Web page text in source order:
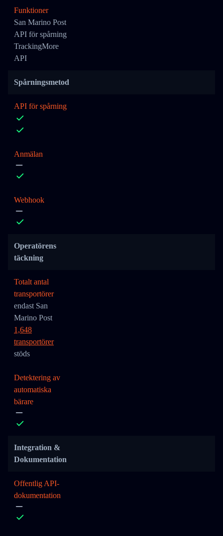
Funktioner
San Marino Post
API för spårning
TrackingMore
API
Spårningsmetod
API för spårning
Anmälan
Webhook
Operatörens
täckning
Totalt antal
transportörer
endast San
Marino Post
1,648
transportörer
stöds
Detektering av
automatiska
bärare
Integration &
Dokumentation
Offentlig API-
dokumentation